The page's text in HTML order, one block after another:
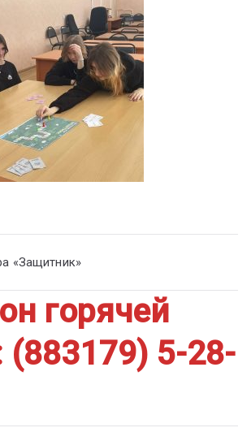
Техник
ум
«Защитник»
горячей
(883179) 5-28-